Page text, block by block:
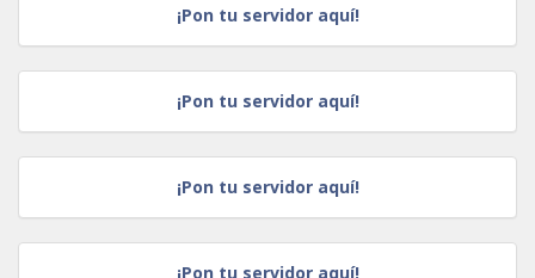
¡Pon tu servidor aquí!
¡Pon tu servidor aquí!
¡Pon tu servidor aquí!
¡Pon tu servidor aquí!